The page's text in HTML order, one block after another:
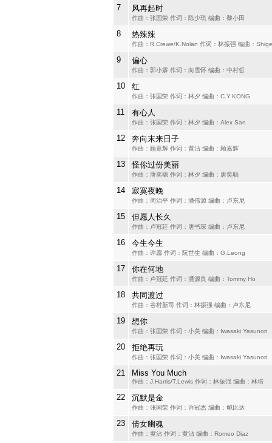
7 风再起时
作曲：张国荣 作词：陈少琪 编曲：黎小田
8 热辣辣
作曲：R.Crewe/K.Nolan 作词：林振强 编曲：
9 偏心
作曲：郭小霖 作词：向雪怀 编曲：中村哲
10 红
作曲：张国荣 作词：林夕 编曲：C.Y.KONG
11 有心人
作曲：张国荣 作词：林夕 编曲：Alex San
12 奔向末来日子
作曲：顾嘉辉 作词：黄沾 编曲：顾嘉辉
13 怪你过份美丽
作曲：唐奕聪 作词：林夕 编曲：唐奕聪
14 寂寞夜晚
作曲：周治平 作词：潘伟源 编曲：卢东尼
15 但愿人长久
作曲：卢冠廷 作词：唐书琛 编曲：卢东尼
16 今生今生
作曲：许愿 作词：阮世生 编曲：G.Leong
17 你在何地
作曲：卢冠廷 作词：潘源良 编曲：Tommy Ho
18 共同渡过
作曲：谷村新司 作词：林振强 编曲：卢东尼
19 想你
作曲：张国荣 作词：小美 编曲：Iwasaki Yasunori
20 拒绝再玩
作曲：张国荣 作词：小美 编曲：Iwasaki Yasunori
21 Miss You Much
作曲：J.Harris/T.Lewis 作词：林振强 编曲：林培
22 沉默是金
作曲：张国荣 作词：许冠杰 编曲：鲍比达
23 倩女幽魂
作曲：黄沾 作词：黄沾 编曲：Romeo Diaz